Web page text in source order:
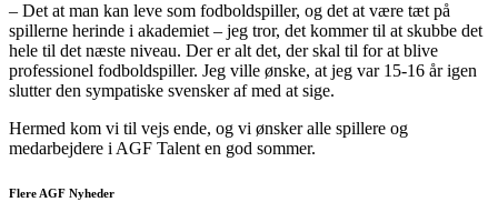
– Det at man kan leve som fodboldspiller, og det at være tæt på
spillerne herinde i akademiet – jeg tror, det kommer til at skubbe det
hele til det næste niveau. Der er alt det, der skal til for at blive
professionel fodboldspiller. Jeg ville ønske, at jeg var 15-16 år igen
slutter den sympatiske svensker af med at sige.
Hermed kom vi til vejs ende, og vi ønsker alle spillere og
medarbejdere i AGF Talent en god sommer.
Flere AGF Nyheder